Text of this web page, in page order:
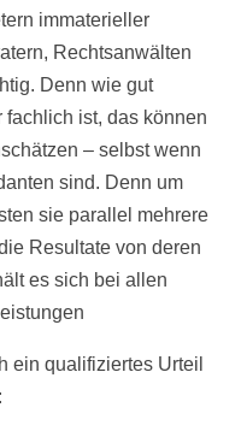
immaterieller
Rechtsanwälten
Denn wie gut
ist, das können
– selbst wenn
sind. Denn um
sie parallel mehrere
Resultate von deren
es sich bei allen
ein qualifiziertes Urteil